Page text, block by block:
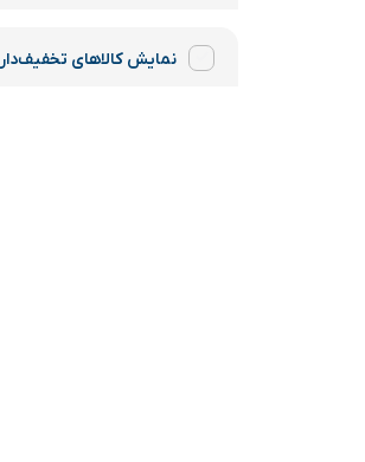
نمایش کالاهای تخفیف‌دار